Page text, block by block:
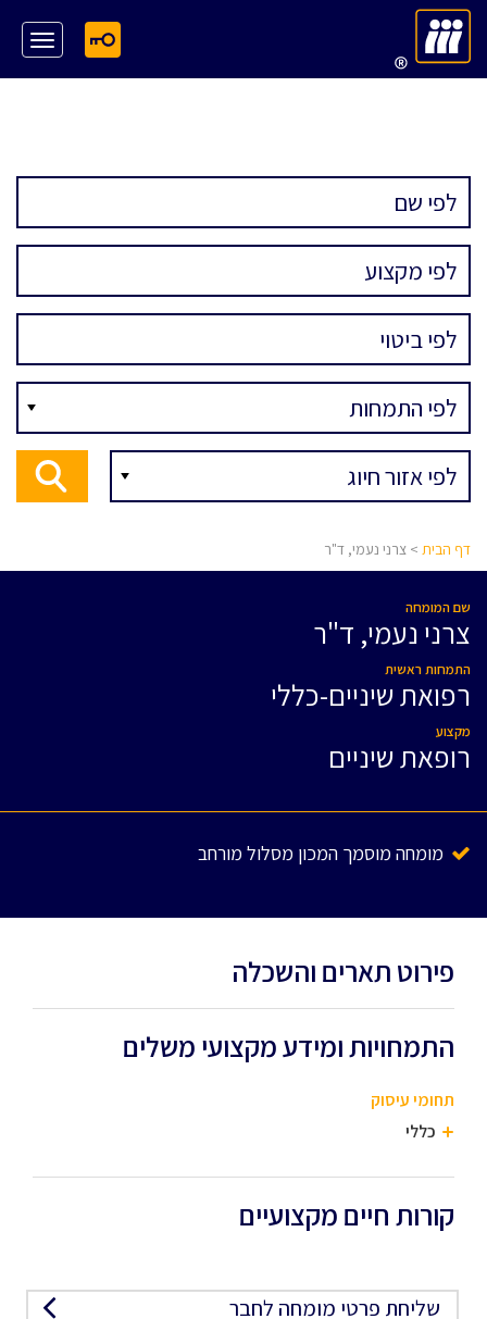
דף הבית > צרני נעמי, ד"ר
שם המומחה
צרני נעמי, ד"ר
התמחות ראשית
רפואת שיניים-כללי
מקצוע
רופאת שיניים
מומחה מוסמך המכון מסלול מורחב
פירוט תארים והשכלה
התמחויות ומידע מקצועי משלים
תחומי עיסוק
כללי
קורות חיים מקצועיים
שליחת פרטי מומחה לחבר